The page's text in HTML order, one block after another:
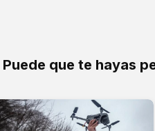
Puede que te hayas